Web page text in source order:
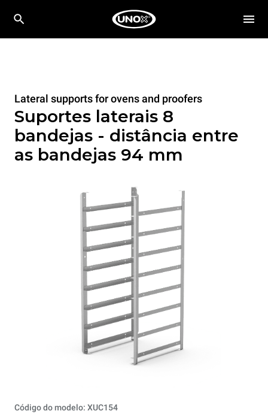
Lateral supports for ovens and proofers
Suportes laterais 8
bandejas - distância entre
as bandejas 94 mm
Código do modelo: XUC154